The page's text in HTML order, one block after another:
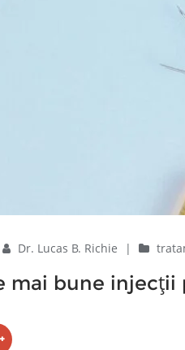
Dr. Lucas B. Richie |
mai bune